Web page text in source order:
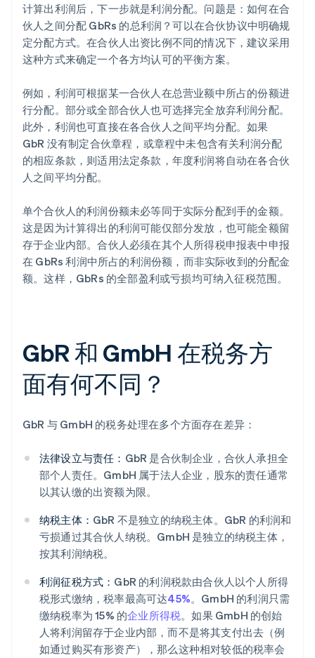
计算出利润后，下一步就是利润分配。问题是：如何在合
伙人之间分配 GbRs 的总利润？可以在合伙协议中明确规
定分配方式。在合伙人出资比例不同的情况下，建议采用
这种方式来确定一个各方均认可的平衡方案。
例如，利润可根据某一合伙人在总营业额中所占的份额进
行分配。部分或全部合伙人也可选择完全放弃利润分配。
此外，利润也可直接在各合伙人之间平均分配。如果
GbR 没有制定合伙章程，或章程中未包含有关利润分配
的相应条款，则适用法定条款，年度利润将自动在各合伙
人之间平均分配。
单个合伙人的利润份额未必等同于实际分配到手的金额。
这是因为计算得出的利润可能仅部分发放，也可能全额留
存于企业内部。合伙人必须在其个人所得税申报表中申报
在 GbRs 利润中所占的利润份额，而非实际收到的分配金
额。这样，GbRs 的全部盈利或亏损均可纳入征税范围。
GbR 和 GmbH 在税务方
面有何不同？
GbR 与 GmbH 的税务处理在多个方面存在差异：
法律设立与责任： GbR 是合伙制企业，合伙人承担全
部个人责任。GmbH 属于法人企业，股东的责任通常
以其认缴的出资额为限。
纳税主体： GbR 不是独立的纳税主体。GbR 的利润和
亏损通过其合伙人纳税。GmbH 是独立的纳税主体，
按其利润纳税。
利润征税方式： GbR 的利润税款由合伙人以个人所得
税形式缴纳，税率最高可达45%。GmbH 的利润只需
缴纳税率为 15% 的企业所得税。如果 GmbH 的创始
人将利润留存于企业内部，而不是将其支付出去（例
如通过购买有形资产），那么这种相对较低的税率会